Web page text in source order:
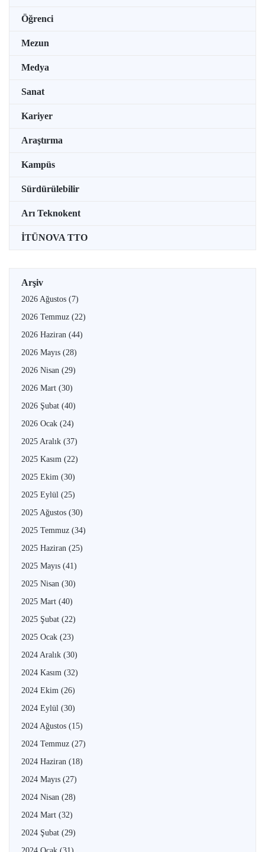
Öğrenci
Mezun
Medya
Sanat
Kariyer
Araştırma
Kampüs
Sürdürülebilir
Arı Teknokent
İTÜNOVA TTO
Arşiv
2026 Ağustos (7)
2026 Temmuz (22)
2026 Haziran (44)
2026 Mayıs (28)
2026 Nisan (29)
2026 Mart (30)
2026 Şubat (40)
2026 Ocak (24)
2025 Aralık (37)
2025 Kasım (22)
2025 Ekim (30)
2025 Eylül (25)
2025 Ağustos (30)
2025 Temmuz (34)
2025 Haziran (25)
2025 Mayıs (41)
2025 Nisan (30)
2025 Mart (40)
2025 Şubat (22)
2025 Ocak (23)
2024 Aralık (30)
2024 Kasım (32)
2024 Ekim (26)
2024 Eylül (30)
2024 Ağustos (15)
2024 Temmuz (27)
2024 Haziran (18)
2024 Mayıs (27)
2024 Nisan (28)
2024 Mart (32)
2024 Şubat (29)